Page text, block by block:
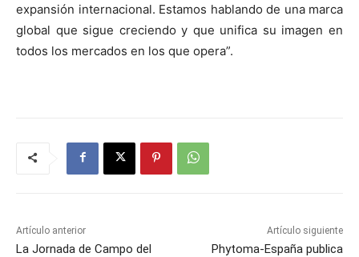
expansión internacional. Estamos hablando de una marca
global que sigue creciendo y que unifica su imagen en
todos los mercados en los que opera”.
Artículo anterior
La Jornada de Campo del
Artículo siguiente
Phytoma-España publica